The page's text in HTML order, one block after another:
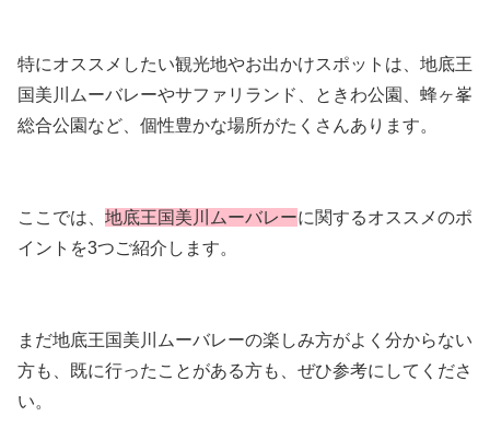
特にオススメしたい観光地やお出かけスポットは、地底王
国美川ムーバレーやサファリランド、ときわ公園、蜂ヶ峯
総合公園など、個性豊かな場所がたくさんあります。
ここでは、 地底王国美川ムーバレーに関するオススメのポ
イントを3つご紹介します。
まだ地底王国美川ムーバレーの楽しみ方がよく分からない
方も、既に行ったことがある方も、ぜひ参考にしてくださ
い。